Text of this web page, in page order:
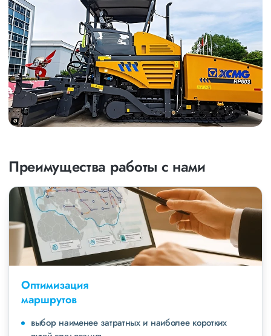
Преимущества работы с нами
Оптимизация
маршрутов
выбор наименее затратных и наиболее коротких